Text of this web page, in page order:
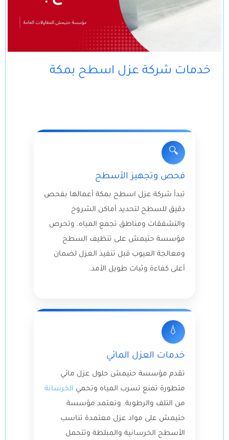
خدمات شركة عزل اسطح بمكة
🔍
فحص وتجهيز الأسطح
تبدأ شركة عزل اسطح بمكة أعمالها بفحص
دقيق للسطح لتحديد أماكن الشروخ
والتشققات ومناطق تجمع المياه. وتحرص
مؤسسة حتيمش على تنظيف السطح
ومعالجة العيوب قبل تنفيذ العزل لضمان
أعلى كفاءة وثبات طويل الأمد.
💧
خدمات العزل المائي
تقدم مؤسسة حتيمش حلول عزل مائي
متطورة تمنع تسرب المياه وتحمي الخرسانة
من التلف والرطوبة. وتعتمد مؤسسة
حتيمش على مواد عزل معتمدة تناسب
الأسطح الخرسانية والمبلطة وتتحمل